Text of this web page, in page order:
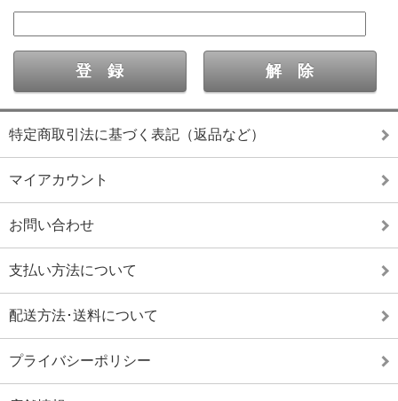
特定商取引法に基づく表記（返品など）
マイアカウント
お問い合わせ
支払い方法について
配送方法･送料について
プライバシーポリシー